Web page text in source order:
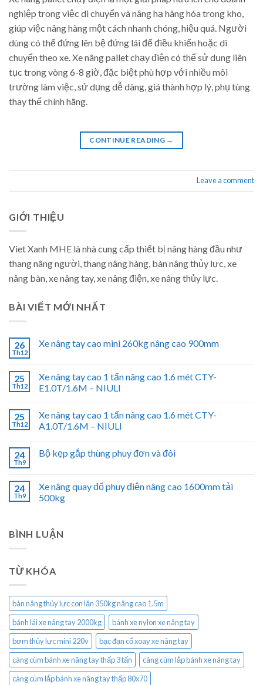
nghiệp trong việc di chuyển và nâng hạ hàng hóa trong kho,
giúp việc nâng hàng một cách nhanh chóng, hiệu quá. Người
dùng có thể đứng lên bệ đứng lái để điều khiển hoặc di
chuyển theo xe. Xe nâng pallet chạy điện có thể sử dụng liên
tục trong vòng 6-8 giờ, đặc biệt phù hợp với nhiều môi
trường làm việc, sử dụng dễ dàng, giá thành hợp lý, phụ tùng
thay thế chính hãng.
CONTINUE READING →
Leave a comment
GIỚI THIỆU
Viet Xanh MHE là nhà cung cấp thiết bị nâng hàng đầu như
thang nâng người, thang nâng hàng, bàn nâng thủy lực, xe
nâng bàn, xe nâng tay, xe nâng điện, xe nâng thủy lực.
BÀI VIẾT MỚI NHẤT
26
Th12
Xe nâng tay cao mini 260kg nâng cao 900mm
25
Th12
Xe nâng tay cao 1 tấn nâng cao 1.6 mét CTY-
E1.0T/1.6M – NIULI
25
Th12
Xe nâng tay cao 1 tấn nâng cao 1.6 mét CTY-
A1.0T/1.6M – NIULI
24
Th9
Bộ kẹp gắp thùng phuy đơn và đôi
24
Th9
Xe nâng quay đổ phuy điện nâng cao 1600mm tải
500kg
BÌNH LUẬN
TỪ KHÓA
bàn nâng thủy lực con lăn 350kg nâng cao 1.5m
bánh lái xe nâng tay 2000kg
bánh xe nylon xe nâng tay
bơm thủy lực mini 220v
bạc đạn cổ xoay xe nâng tay
càng cùm bánh xe nâng tay thấp 3 tấn
càng cùm lắp bánh xe nâng tay
càng cùm lắp bánh xe nâng tay thấp 80x70